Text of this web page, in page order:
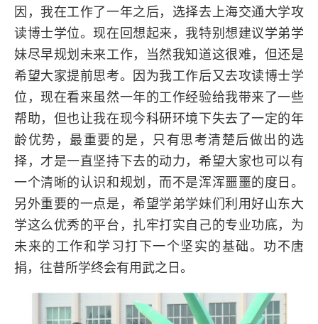
因，我在工作了一年之后，选择去上海交通大学攻
读博士学位。现在回想起来，我特别想建议学弟学
妹尽早规划未来工作，当然我知道这很难，但还是
希望大家提前思考。因为我工作后又去攻读博士学
位，现在看来虽然一年的工作经验给我带来了一些
帮助，但也让我在现今科研环境下失去了一定的年
龄优势，最重要的是，只有思考清楚后做出的选
择，才是一直坚持下去的动力，希望大家也可以有
一个清晰的认识和规划，而不是浑浑噩噩的度日。
另外重要的一点是，希望学弟学妹们利用好山东大
学这么优秀的平台，扎牢打实自己的专业功底，为
未来的工作和学习打下一个坚实的基础。功不唐
捐，往昔所学终会有用武之日。